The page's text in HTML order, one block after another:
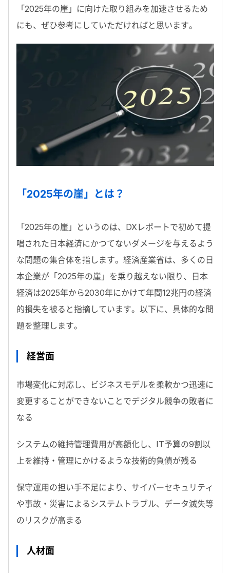
「2025年の崖」に向けた取り組みを加速させるため
にも、ぜひ参考にしていただければと思います。
「2025年の崖」とは？
「2025年の崖」というのは、DXレポートで初めて提
唱された日本経済にかつてないダメージを与えるよう
な問題の集合体を指します。経済産業省は、多くの日
本企業が「2025年の崖」を乗り越えない限り、日本
経済は2025年から2030年にかけて年間12兆円の経済
的損失を被ると指摘しています。以下に、具体的な問
題を整理します。
経営面
市場変化に対応し、ビジネスモデルを柔軟かつ迅速に
変更することができないことでデジタル競争の敗者に
なる
システムの維持管理費用が高額化し、IT予算の9割以
上を維持・管理にかけるような技術的負債が残る
保守運用の担い手不足により、サイバーセキュリティ
や事故・災害によるシステムトラブル、データ滅失等
のリスクが高まる
人材面